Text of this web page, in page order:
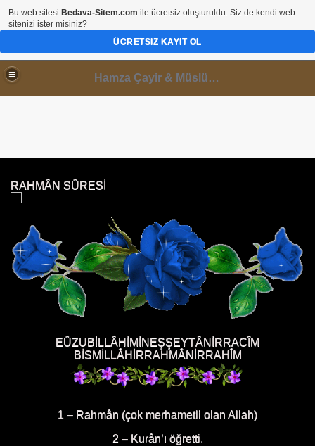
Hamza Çayir & Müslüminal Paylaşımlar
RAHMÂN SÛRESİ
EÛZUBİLLÂHİMİNEŞŞEYTÂNİRRACÎM
BİSMİLLÂHİRRAHMÂNİRRAHÎM
1 – Rahmân (çok merhametli olan Allah)
2 – Kurân’ı öğretti.
Bu web sitesi Bedava-Sitem.com ile ücretsiz oluşturuldu. Siz de kendi web
sitenizi ister misiniz?
ÜCRETSIZ KAYIT OL